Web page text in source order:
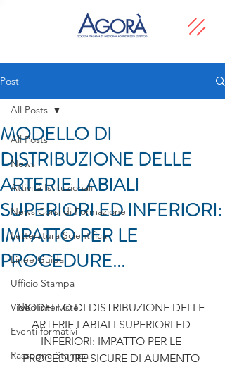
Post
All Posts
News
Attività Istituzionali
News Corsi di Formazione
Letteratura Scientifica
Linee Guida
Ufficio Stampa
Video interviste
Eventi formativi
Rassegna Stampa
All Posts
MODELLO DI
DISTRIBUZIONE DELLE
ARTERIE LABIALI
SUPERIORI ED INFERIORI:
IMPATTO PER LE
PROCEDURE...
MODELLO DI DISTRIBUZIONE DELLE
ARTERIE LABIALI SUPERIORI ED
INFERIORI: IMPATTO PER LE
PROCEDURE SICURE DI AUMENTO